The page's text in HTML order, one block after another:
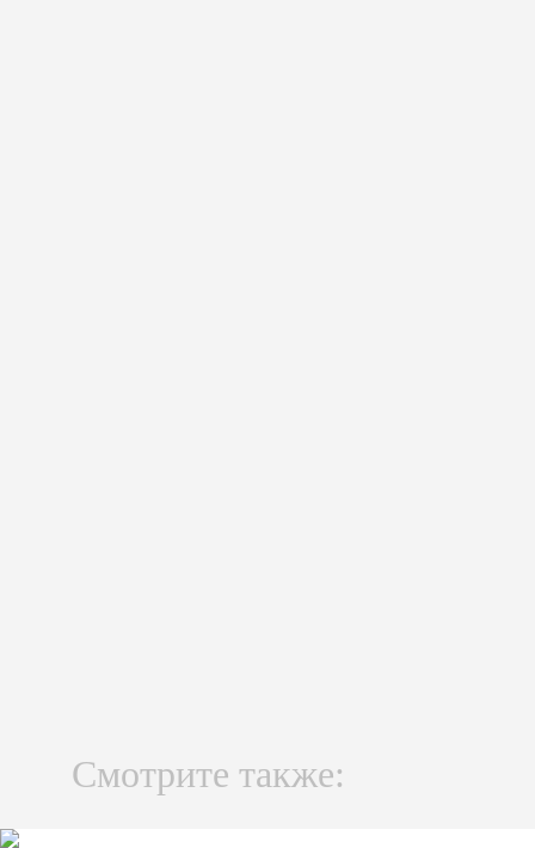
Смотрите также: